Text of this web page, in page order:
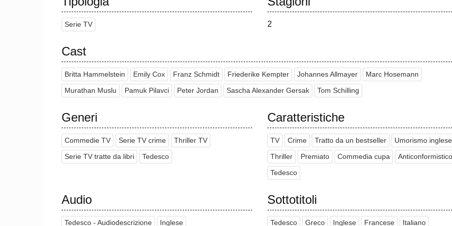
Serie TV 2
Cast
Britta Hammelstein Emily Cox Franz Schmidt Friederike Kempter Johannes Allmayer Marc Hosemann
Murathan Muslu Pamuk Pilavci Peter Jordan Sascha Alexander Gersak Tom Schilling
Generi
Commedie TV Serie TV crime Thriller TV
Serie TV tratte da libri Tedesco
Caratteristiche
TV Crime Tratto da un bestseller Umorismo inglese
Thriller Premiato Commedia cupa Anticonformistico
Tedesco
Audio
Tedesco - Audiodescrizione Inglese
Sottotitoli
Tedesco Greco Inglese Francese Italiano